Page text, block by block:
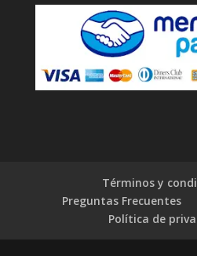
Términos y
Preguntas Frecuentes
Política de